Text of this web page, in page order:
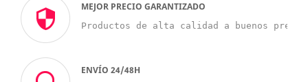
MEJOR PRECIO GARANTIZADO
Productos de alta calidad a buenos
ENVÍO 24/48H